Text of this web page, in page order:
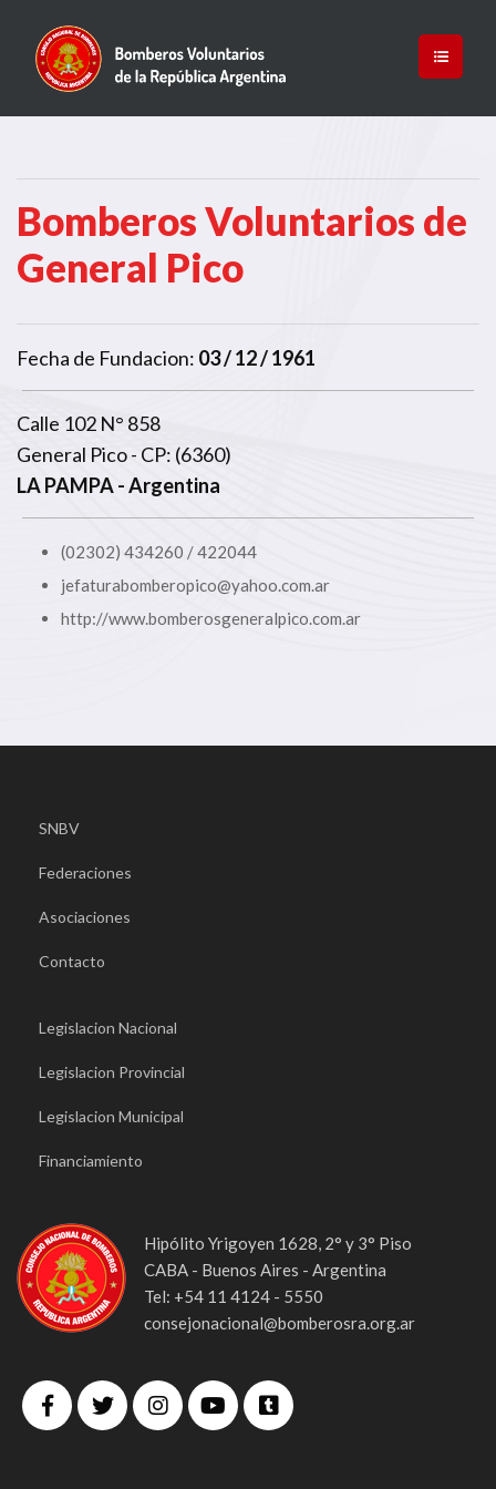
Bomberos Voluntarios de
General Pico
Fecha de Fundacion: 03 / 12 / 1961
Calle 102 N° 858
General Pico - CP: (6360)
LA PAMPA- Argentina
(02302) 434260 / 422044
jefaturabomberopico@yahoo.com.ar
http://www.bomberosgeneralpico.com.ar
SNBV
Federaciones
Asociaciones
Contacto
Legislacion Nacional
Legislacion Provincial
Legislacion Municipal
Financiamiento
Hipólito Yrigoyen 1628, 2° y 3° Piso
CABA - Buenos Aires - Argentina
Tel: +54 11 4124 - 5550
consejonacional@bomberosra.org.ar